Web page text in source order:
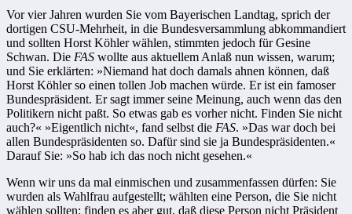
Vor vier Jahren wurden Sie vom Bayerischen Landtag, sprich der
dortigen CSU-Mehrheit, in die Bundesversammlung abkommandiert
und sollten Horst Köhler wählen, stimmten jedoch für Gesine
Schwan. Die FAS wollte aus aktuellem Anlaß nun wissen, warum;
und Sie erklärten: »Niemand hat doch damals ahnen können, daß
Horst Köhler so einen tollen Job machen würde. Er ist ein famoser
Bundespräsident. Er sagt immer seine Meinung, auch wenn das den
Politikern nicht paßt. So etwas gab es vorher nicht. Finden Sie nicht
auch?« »Eigentlich nicht«, fand selbst die FAS. »Das war doch bei
allen Bundespräsidenten so. Dafür sind sie ja Bundespräsidenten.«
Darauf Sie: »So hab ich das noch nicht gesehen.«
Wenn wir uns da mal einmischen und zusammenfassen dürfen: Sie
wurden als Wahlfrau aufgestellt; wählten eine Person, die Sie nicht
wählen sollten; finden es aber gut, daß diese Person nicht Präsident